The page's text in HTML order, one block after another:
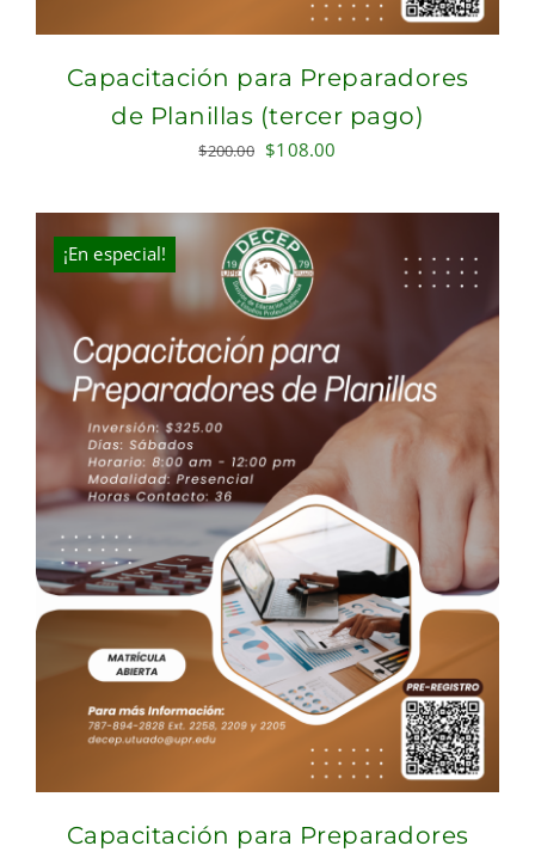
Capacitación para Preparadores
de Planillas (tercer pago)
$200.00 Original
was:
$200.00.
$108.00
is:
¡En especial!
Capacitación para Preparadores